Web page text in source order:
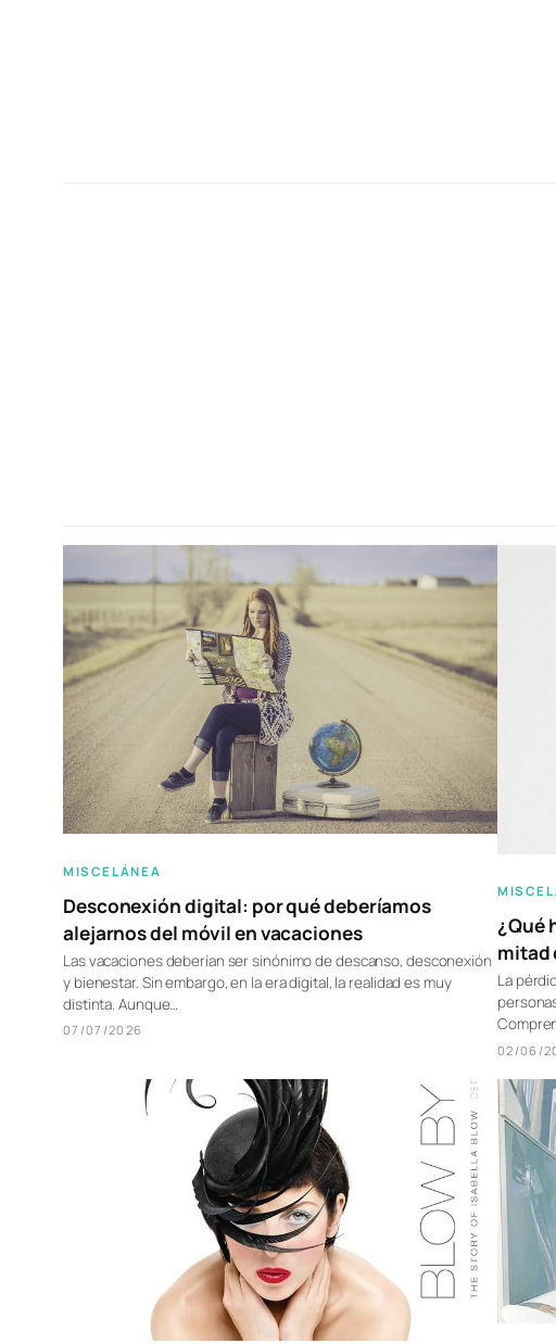
MISCELÁNEA
Desconexión digital: por qué deberíamos
alejarnos del móvil en vacaciones
Las vacaciones deberían ser sinónimo de descanso, desconexión
y bienestar. Sin embargo, en la era digital, la realidad es muy
distinta. Aunque…
07/07/2026
¿Qué
mitad
La
02/06/